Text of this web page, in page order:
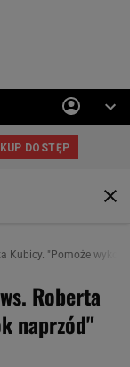
Kubicy. "Pomoże
Roberta
naprzód"